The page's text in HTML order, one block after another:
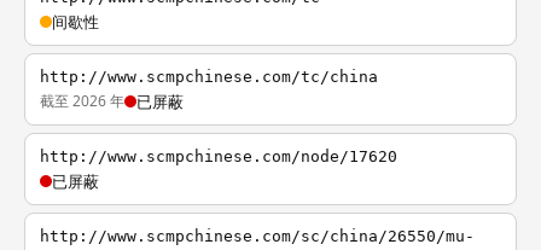
间歇性
http://www.scmpchinese.com/tc/china
截至 2026 年 已屏蔽
http://www.scmpchinese.com/node/17620
已屏蔽
http://www.scmpchinese.com/sc/china/26550/mu-